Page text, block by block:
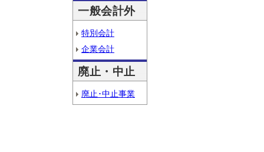
一般会計外
特別会計
企業会計
廃止・中止
廃止･中止事業